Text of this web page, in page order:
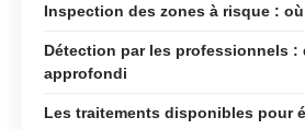
Inspection des zones à risque :
Détection par les professionnels :
approfondi
Les traitements disponibles pour